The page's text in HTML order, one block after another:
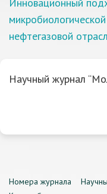
нефтегазовой
Научный журнал
Номера журнала